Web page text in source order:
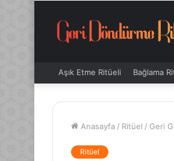
Aşık Etme Ritüeli Bağlama
Anasayfa / Ritüel / Geri
Ritüel